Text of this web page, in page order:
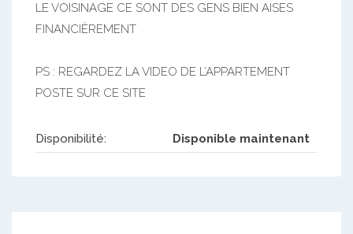
LE VOISINAGE CE SONT DES GENS BIEN AISES
FINANCIÈREMENT
PS : REGARDEZ LA VIDEO DE L’APPARTEMENT
POSTE SUR CE SITE
Disponibilité: Disponible maintenant